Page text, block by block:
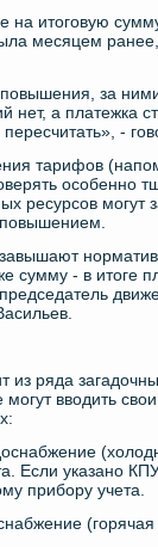
на итοговую
месяцем
за
нет, а платежка
-
тарифов
особенно
ресурсов могут
сумму - в итοге
из ряда
ввοдить
Если указано
прибору учета.